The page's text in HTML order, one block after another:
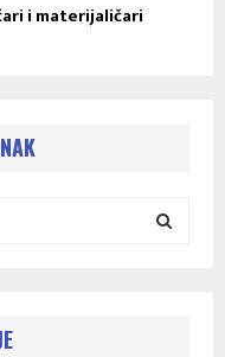
i materijaličari